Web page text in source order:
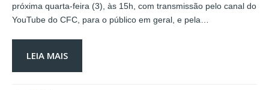
próxima quarta-feira (3), às 15h, com transmissão pelo canal do
YouTube do CFC, para o público em geral, e pela…
LEIA MAIS